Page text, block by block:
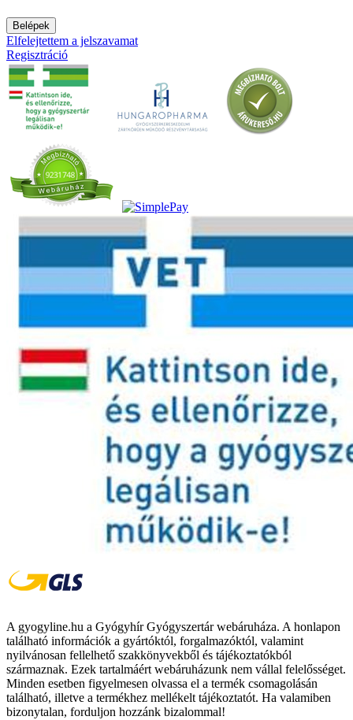
Belépek
Elfelejtettem a jelszavamat
Regisztráció
A gyogyline.hu a Gyógyhír Gyógyszertár webáruháza. A honlapon
található információk a gyártóktól, forgalmazóktól, valamint
nyilvánosan fellelhető szakkönyvekből és tájékoztatókból
származnak. Ezek tartalmáért webáruházunk nem vállal felelősséget.
Minden esetben figyelmesen olvassa el a termék csomagolásán
található, illetve a termékhez mellékelt tájékoztatót. Ha valamiben
bizonytalan, forduljon hozzánk bizalommal!